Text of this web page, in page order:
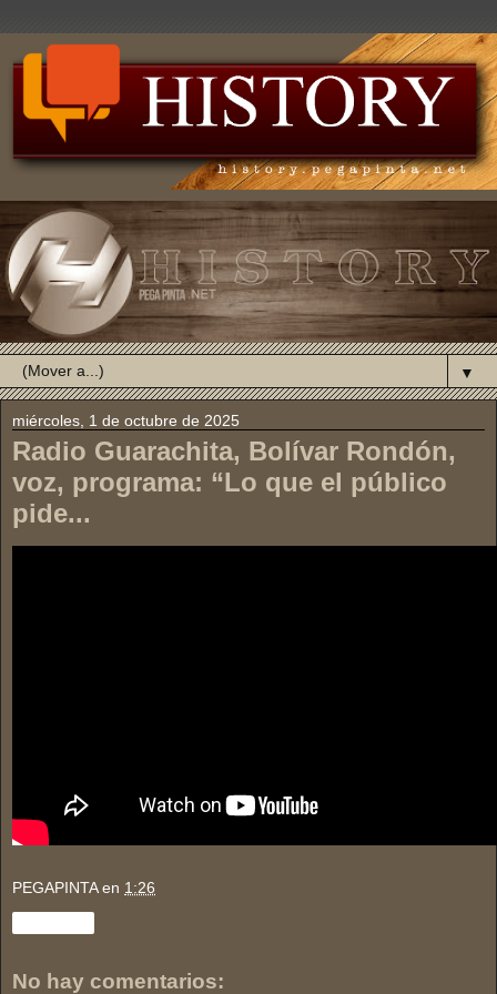
▼
miércoles, 1 de octubre de 2025
Radio Guarachita, Bolívar Rondón,
voz, programa: “Lo que el público
pide...
PEGAPINTA en 1:26
No hay comentarios: